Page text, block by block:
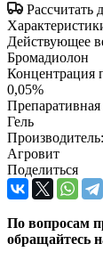
Рассчитать
Действующее
Бромадиолон
Концентрация
0,05%
Гель
Производитель:
Агровит
Поделиться
По вопросам
обращайтесь